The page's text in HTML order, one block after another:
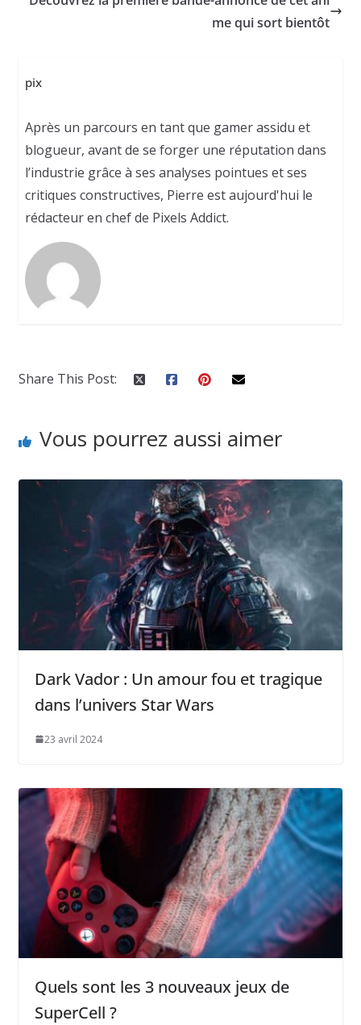
me qui sort bientôt
pix
Après un parcours en tant que gamer assidu et
blogueur, avant de se forger une réputation dans
l’industrie grâce à ses analyses pointues et ses
critiques constructives, Pierre est aujourd'hui le
rédacteur en chef de Pixels Addict.
Share This Post:
Vous pourrez aussi aimer
Dark Vador : Un amour fou et tragique
dans l’univers Star Wars
23 avril 2024
Quels sont les 3 nouveaux jeux de
SuperCell ?